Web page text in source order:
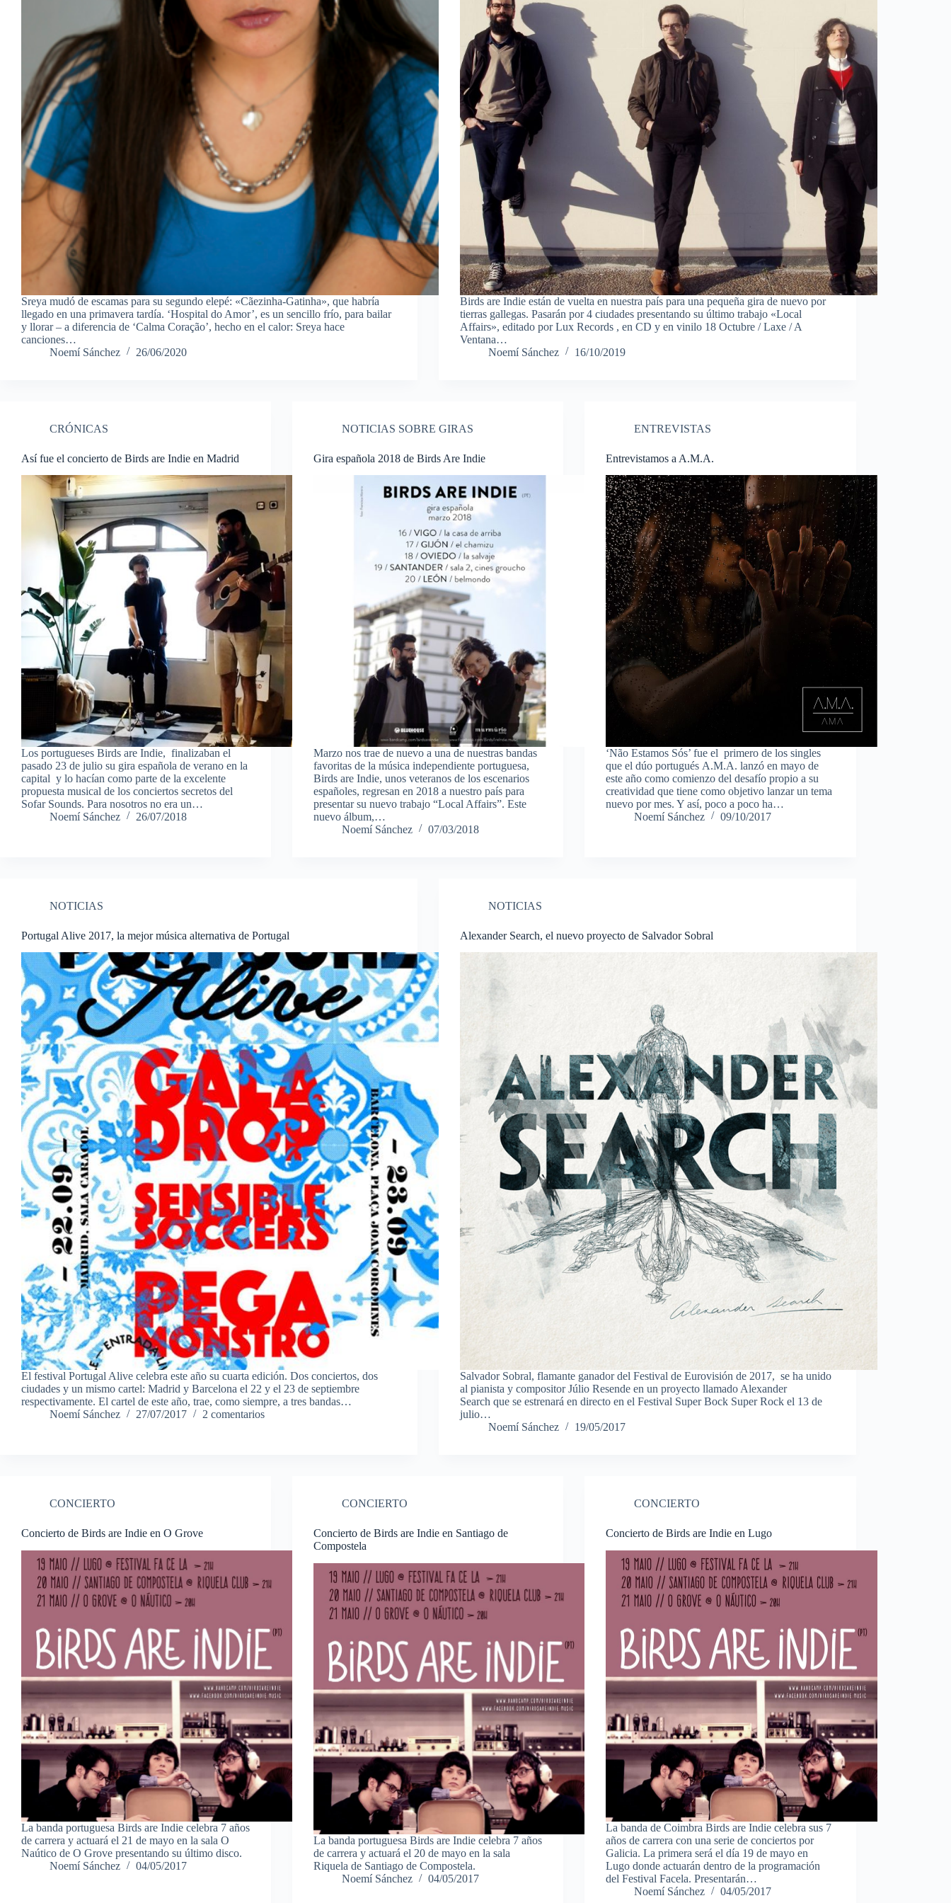
Sreya mudó de escamas para su segundo elepé: «Cãezinha-Gatinha», que habría
llegado en una primavera tardía. ‘Hospital do Amor’, es un sencillo frío, para bailar
y llorar – a diferencia de ‘Calma Coração’, hecho en el calor: Sreya hace
canciones…
Noemí Sánchez
26/06/2020
Birds are Indie están de vuelta en nuestra país para una pequeña gira de nuevo por
tierras gallegas. Pasarán por 4 ciudades presentando su último trabajo «Local
Affairs», editado por Lux Records , en CD y en vinilo 18 Octubre / Laxe / A
Ventana…
Noemí Sánchez
16/10/2019
CRÓNICAS
Así fue el concierto de Birds are Indie en Madrid
Los portugueses Birds are Indie, finalizaban el
pasado 23 de julio su gira española de verano en la
capital y lo hacían como parte de la excelente
propuesta musical de los conciertos secretos del
Sofar Sounds. Para nosotros no era un…
Noemí Sánchez
26/07/2018
NOTICIAS SOBRE GIRAS
Gira española 2018 de Birds Are Indie
Marzo nos trae de nuevo a una de nuestras bandas
favoritas de la música independiente portuguesa,
Birds are Indie, unos veteranos de los escenarios
españoles, regresan en 2018 a nuestro país para
presentar su nuevo trabajo “Local Affairs”. Este
nuevo álbum,…
Noemí Sánchez
07/03/2018
ENTREVISTAS
Entrevistamos a A.M.A.
‘Não Estamos Sós’ fue el primero de los singles
que el dúo portugués A.M.A. lanzó en mayo de
este año como comienzo del desafío propio a su
creatividad que tiene como objetivo lanzar un tema
nuevo por mes. Y así, poco a poco ha…
Noemí Sánchez
09/10/2017
NOTICIAS
Portugal Alive 2017, la mejor música alternativa de Portugal
El festival Portugal Alive celebra este año su cuarta edición. Dos conciertos, dos
ciudades y un mismo cartel: Madrid y Barcelona el 22 y el 23 de septiembre
respectivamente. El cartel de este año, trae, como siempre, a tres bandas…
Noemí Sánchez
27/07/2017 2 comentarios
NOTICIAS
Alexander Search, el nuevo proyecto de Salvador Sobral
Salvador Sobral, flamante ganador del Festival de Eurovisión de 2017, se ha unido
al pianista y compositor Júlio Resende en un proyecto llamado Alexander
Search que se estrenará en directo en el Festival Super Bock Super Rock el 13 de
julio…
Noemí Sánchez
19/05/2017
CONCIERTO
Concierto de Birds are Indie en O Grove
La banda portuguesa Birds are Indie celebra 7 años
de carrera y actuará el 21 de mayo en la sala O
Naútico de O Grove presentando su último disco.
Noemí Sánchez
04/05/2017
CONCIERTO
Concierto de Birds are Indie en Santiago de
Compostela
La banda portuguesa Birds are Indie celebra 7 años
de carrera y actuará el 20 de mayo en la sala
Riquela de Santiago de Compostela.
Noemí Sánchez
04/05/2017
CONCIERTO
Concierto de Birds are Indie en Lugo
La banda de Coimbra Birds are Indie celebra sus 7
años de carrera con una serie de conciertos por
Galicia. La primera será el día 19 de mayo en
Lugo donde actuarán dentro de la programación
del Festival Facela. Presentarán…
Noemí Sánchez
04/05/2017